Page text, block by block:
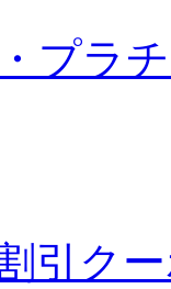
プラ
引ク